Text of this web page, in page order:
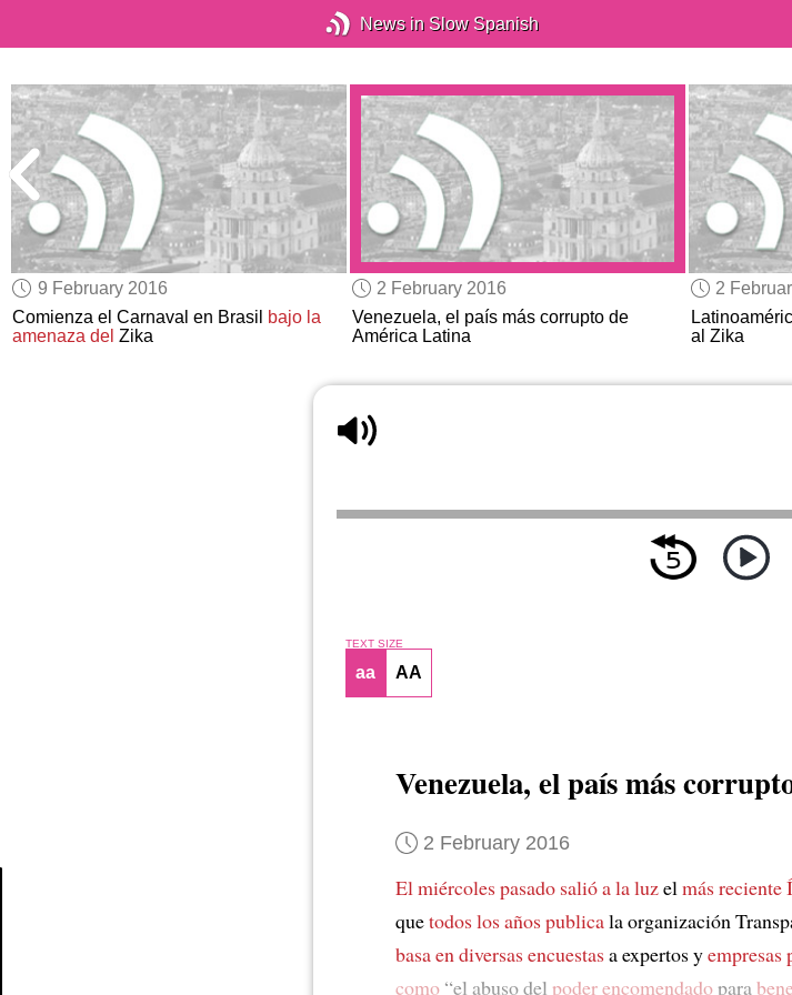
News in Slow Spanish
9 February 2016
Comienza el Carnaval en Brasil bajo la
amenaza del Zika
2 February 2016
Venezuela, el país más corrupto de
América Latina
2
al Zika
TEXT SIZE
aa AA
Venezuela, el país más
2 February 2016
El miércoles pasado salió a la luzelmás reciente
quetodos los años publicala organización
basa en diversas encuestasa expertos yempresas
como “el abuso del poder encomendadopara